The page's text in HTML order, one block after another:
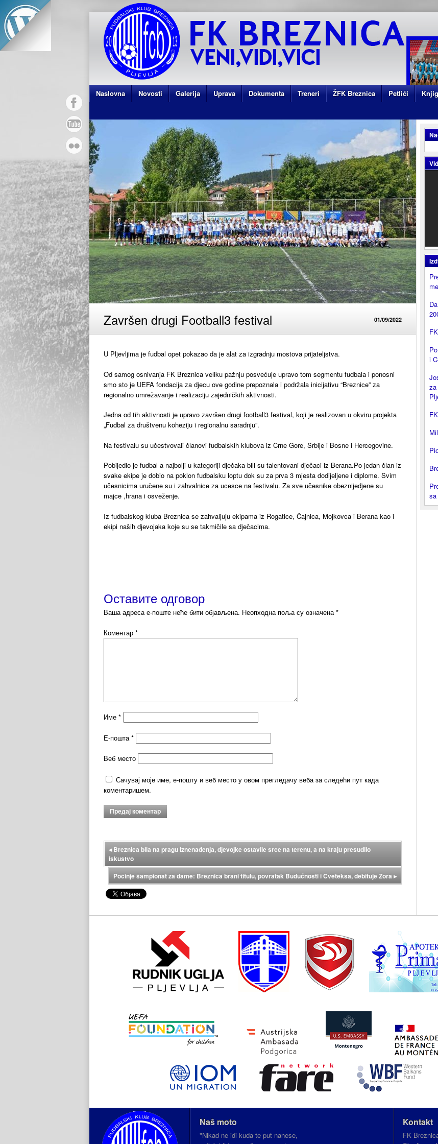
Naslovna Novosti Galerija Uprava Dokumenta Treneri ŽFK Breznica Petlići
Završen drugi Football3 festival 01/09/2022
U Pljevljima je fudbal opet pokazao da je alat za izgradnju mostova prijateljstva.
Od samog osnivanja FK Breznica veliku pažnju posvećuje upravo tom segmentu fudbala i ponosni
smo sto je UEFA fondacija za djecu ove godine prepoznala i podržala inicijativu “Breznice” za
regionalno umrežavanje i realizaciju zajedničkih aktivnosti.
Jedna od tih aktivnosti je upravo završen drugi football3 festival, koji je realizovan u okviru projekta
„Fudbal za društvenu koheziju i regionalnu saradnju”.
Na festivalu su učestvovali članovi fudbalskih klubova iz Crne Gore, Srbije i Bosne i Hercegovine.
Pobijedio je fudbal a najbolji u kategoriji dječaka bili su talentovani dječaci iz Berana.Po jedan član iz
svake ekipe je dobio na poklon fudbalsku loptu dok su za prva 3 mjesta dodijeljene i diplome. Svim
učesnicima uručene su i zahvalnice za ucesce na festivalu. Za sve učesnike obeznijedjene su
majce ,hrana i osveženje.
Iz fudbalskog kluba Breznica se zahvaljuju ekipama iz Rogatice, Čajnica, Mojkovca i Berana kao i
ekipi naših djevojaka koje su se takmičile sa dječacima.
Оставите одговор
Ваша адреса е-поште неће бити објављена. Неопходна поља су означена*
Коментар *
Име *
Е-пошта *
Веб место
Сачувај моје име, е-пошту и веб место у овом прегледачу веба за следећи пут када
коментаришем.
◂Breznica bila na pragu iznenađenja, djevojke ostavile srce na terenu, a na kraju presudilo
iskustvo
Počinje šampionat za dame: Breznica brani titulu, povratak Budućnosti i Cveteksa, debituje Zora ▸
i
sa
Naš moto
"Nikad ne idi kuda te put nanese,
Kontakt
FK